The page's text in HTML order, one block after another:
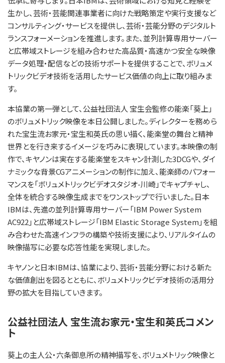
生かし、芸術・芸能関連事業者に向けた戦略策定や実行支援など
コンサルティング・サービスを提供し、芸術・芸能分野のデジタルト
ランスフォーメーションを推進します。また、並列計算専用サーバー
と広帯域ストレージを組み合わせた高品質・高速かつ安全な映像
データ処理・配信などの技術サポートを提供することで、ボリュメ
トリックビデオ技術を活用したサービス価値の向上に取り組みま
す。
本協業の第一弾として、公益社団法人 宝生会監修の能楽「葵上」
のボリュメトリック映像を本日公開しました。ディレクターを務めら
れた宝生流お家元・宝生和英氏の思い描く、能楽堂の舞台と精神
世界とを行き来するイメージを巧みに表現しています。本映像の制
作で、キヤノンは実在する能楽堂をスキャン計測した3DCGや、ダイ
ナミックな背景CGアニメーションの制作に加え、能楽師のパフォー
マンスを「ボリュメトリックビデオスタジオ-川崎」でキャプチャし、
全体を統合する映像生成までをワンストップで行いました。日本
IBMは、先進の並列計算専用サーバー「IBM Power System
AC922」と広帯域ストレージ「IBM Elastic Storage System」を組
み合わせた高速インフラの構築や技術支援により、リアルタイムの
映像描写に必要な応答性能を実現しました。
キヤノンと日本IBMは、協業により、芸術・芸能分野における新た
な価値創出を図るとともに、ボリュメトリックビデオ技術の活用分
野の拡大を目指していきます。
公益社団法人 宝生流お家元・宝生和英氏コメン
ト
葵上の主人公・六条御息所の精神描写を、ボリュメトリック映像と